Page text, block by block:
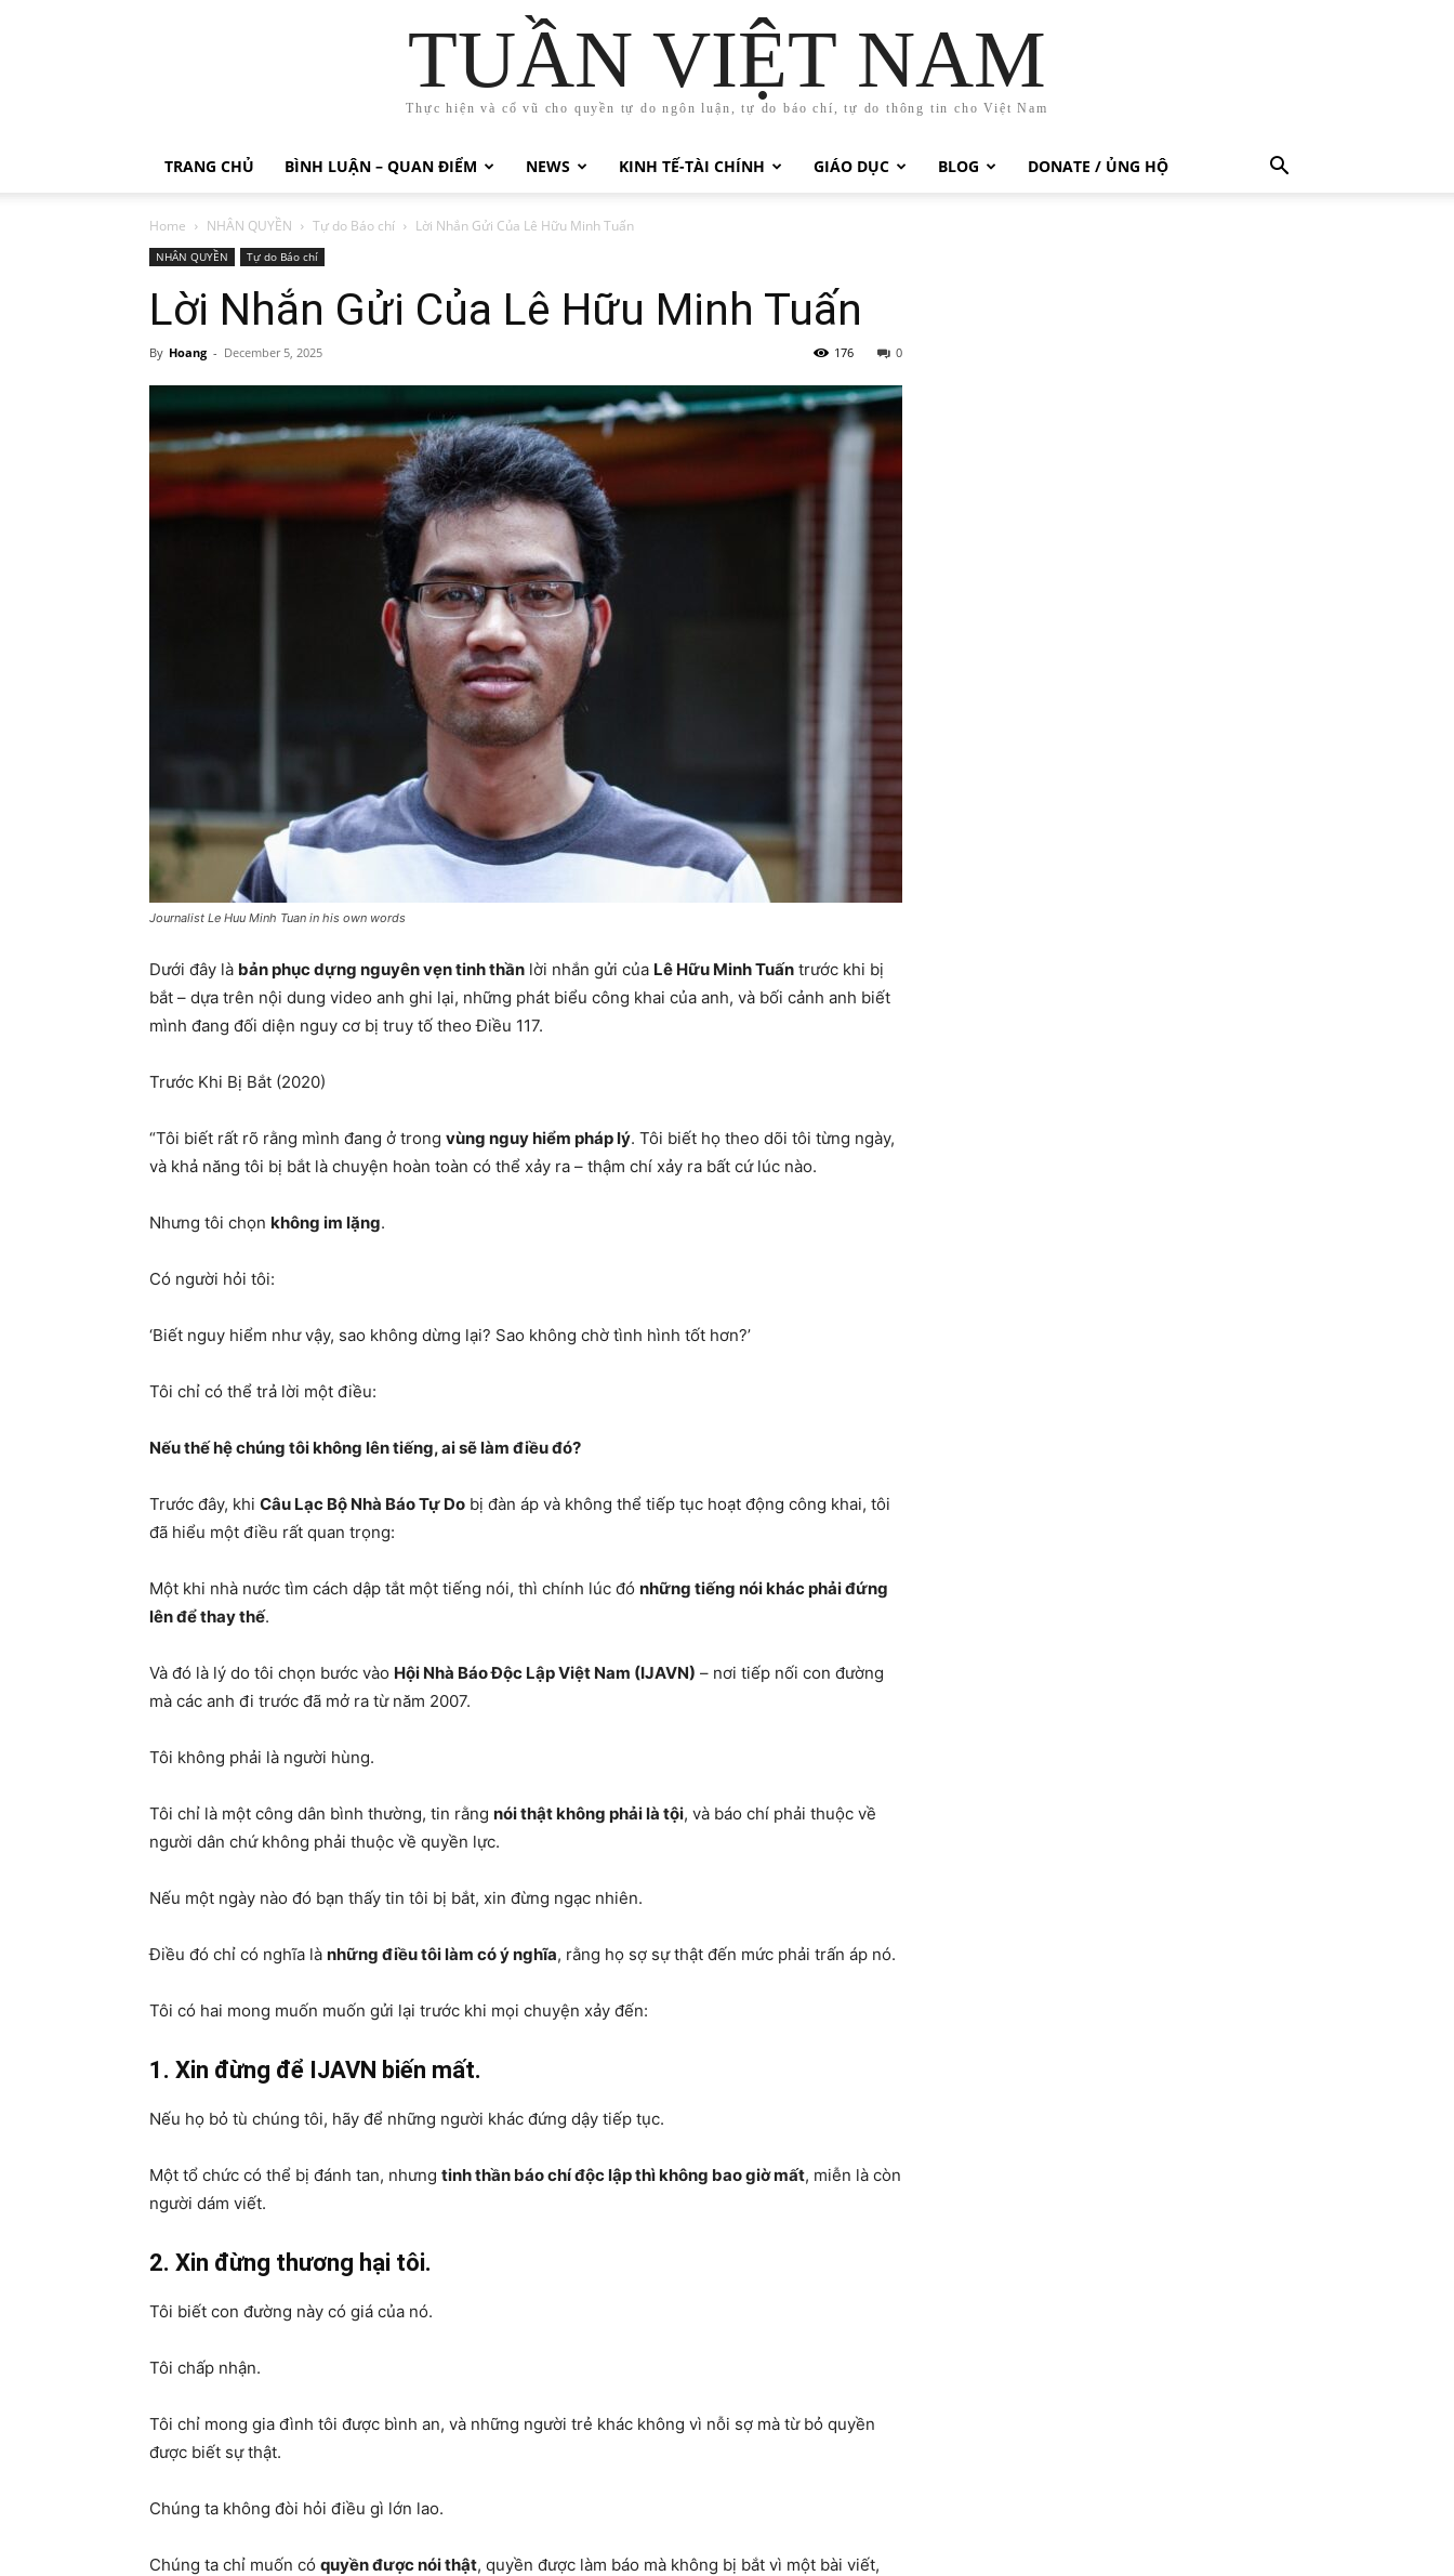
TUẦN VIỆT NAM
Thực hiện và cổ vũ cho quyền tự do ngôn luận, tự do báo chí, tự do thông tin cho Việt Nam
TRANG CHỦ BÌNH LUẬN – QUAN ĐIỂM NEWS KINH TẾ-TÀI CHÍNH GIÁO DỤC BLOG DONATE / ỦNG HỘ
Home NHÂN QUYỀN Tự do Báo chí Lời Nhắn Gửi Của Lê Hữu Minh Tuấn
NHÂN QUYỀN Tự do Báo chí
Lời Nhắn Gửi Của Lê Hữu Minh Tuấn
By Hoang - December 5, 2025 0
176
Journalist Le Huu Minh Tuan in his own words
Dưới đây là bản phục dựng nguyên vẹn tinh thần lời nhắn gửi của Lê Hữu Minh Tuấn trước khi bị
bắt – dựa trên nội dung video anh ghi lại, những phát biểu công khai của anh, và bối cảnh anh biết
mình đang đối diện nguy cơ bị truy tố theo Điều 117.
Trước Khi Bị Bắt (2020)
“Tôi biết rất rõ rằng mình đang ở trong vùng nguy hiểm pháp lý. Tôi biết họ theo dõi tôi từng ngày,
và khả năng tôi bị bắt là chuyện hoàn toàn có thể xảy ra – thậm chí xảy ra bất cứ lúc nào.
Nhưng tôi chọn không im lặng.
Có người hỏi tôi:
‘Biết nguy hiểm như vậy, sao không dừng lại? Sao không chờ tình hình tốt hơn?’
Tôi chỉ có thể trả lời một điều:
Nếu thế hệ chúng tôi không lên tiếng, ai sẽ làm điều đó?
Trước đây, khi Câu Lạc Bộ Nhà Báo Tự Do bị đàn áp và không thể tiếp tục hoạt động công khai, tôi
đã hiểu một điều rất quan trọng:
Một khi nhà nước tìm cách dập tắt một tiếng nói, thì chính lúc đó những tiếng nói khác phải đứng
lên để thay thế.
Và đó là lý do tôi chọn bước vào Hội Nhà Báo Độc Lập Việt Nam (IJAVN) – nơi tiếp nối con đường
mà các anh đi trước đã mở ra từ năm 2007.
Tôi không phải là người hùng.
Tôi chỉ là một công dân bình thường, tin rằng nói thật không phải là tội, và báo chí phải thuộc về
người dân chứ không phải thuộc về quyền lực.
Nếu một ngày nào đó bạn thấy tin tôi bị bắt, xin đừng ngạc nhiên.
Điều đó chỉ có nghĩa là những điều tôi làm có ý nghĩa, rằng họ sợ sự thật đến mức phải trấn áp nó.
Tôi có hai mong muốn muốn gửi lại trước khi mọi chuyện xảy đến:
1. Xin đừng để IJAVN biến mất.
Nếu họ bỏ tù chúng tôi, hãy để những người khác đứng dậy tiếp tục.
Một tổ chức có thể bị đánh tan, nhưng tinh thần báo chí độc lập thì không bao giờ mất, miễn là còn
người dám viết.
2. Xin đừng thương hại tôi.
Tôi biết con đường này có giá của nó.
Tôi chấp nhận.
Tôi chỉ mong gia đình tôi được bình an, và những người trẻ khác không vì nỗi sợ mà từ bỏ quyền
được biết sự thật.
Chúng ta không đòi hỏi điều gì lớn lao.
Chúng ta chỉ muốn có quyền được nói thật, quyền được làm báo mà không bị bắt vì một bài viết,